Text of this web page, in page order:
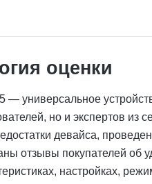
оценки
— универсальное
но и экспертов из
девайса,
отзывы покупателей об
настройках,